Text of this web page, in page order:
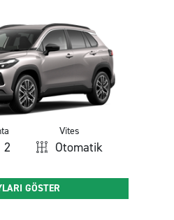
2
Vites
Otomatik
GÖSTER